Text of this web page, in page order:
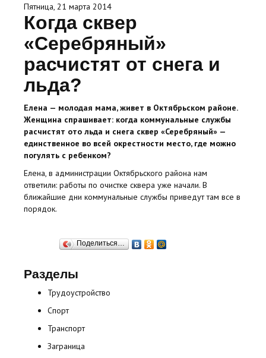
Пятница, 21 марта 2014
Когда сквер
«Серебряный»
расчистят от снега и
льда?
Елена — молодая мама, живет в Октябрьском районе.
Женщина спрашивает: когда коммунальные службы
расчистят ото льда и снега сквер «Серебряный» —
единственное во всей окрестности место, где можно
погулять с ребенком?
Елена, в администрации Октябрьского района нам
ответили: работы по очистке сквера уже начали. В
ближайшие дни коммунальные службы приведут там все в
порядок.
Поделиться…
Разделы
Трудоустройство
Спорт
Транспорт
Заграница